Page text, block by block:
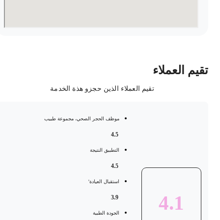
العملاء
تقيم العملاء الذين حجزو هذة الخدمة
4.1
موظف الحجر الصحي، مجموعة طبيب
التطبيق النتيجة
استقبال العيادة'
الجودة الطبية